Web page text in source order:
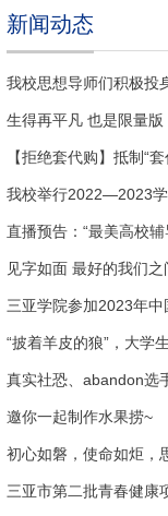
新闻动态
我校思想导师们积极投
生得再平凡 也是限量版
【拒绝套代购】抵制“
我校举行2022—2023
直播预告：“最美高校
见字如面 最好的我们
三亚学院参加2023年
“披着羊皮的狼”，大学
真实社恐、abandon选
邀你一起制作水果捞~
初心如磐，使命如炬，
三亚市第二批青春健康